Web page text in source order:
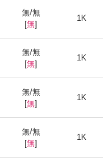
無/無
[無]
1K
無/無
[無]
1K
無/無
[無]
1K
無/無
[無]
1K